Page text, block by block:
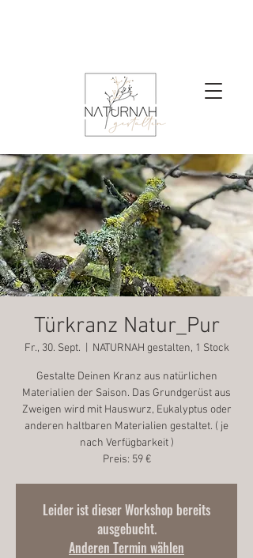
Türkranz Natur_Pur
Fr., 30. Sept. NATURNAH gestalten, 1 Stock
Gestalte Deinen Kranz aus natürlichen
Materialien der Saison. Das Grundgerüst aus
Zweigen wird mit Hauswurz, Eukalyptus oder
anderen haltbaren Materialien gestaltet. ( je
nach Verfügbarkeit )
Preis: 59 €
Leider ist dieser Workshop bereits
ausgebucht.
Anderen Termin wählen